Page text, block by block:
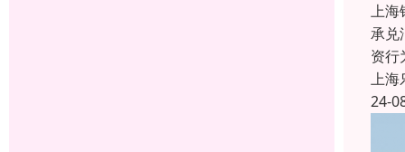
上海
承兑
资行
上海
24-